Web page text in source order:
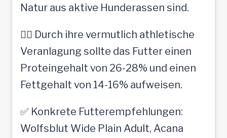
Natur aus aktive Hunderassen sind.
🏃‍♀️ Durch ihre vermutlich athletische
Veranlagung sollte das Futter einen
Proteingehalt von 26-28% und einen
Fettgehalt von 14-16% aufweisen.
✅ Konkrete Futterempfehlungen:
Wolfsblut Wide Plain Adult, Acana